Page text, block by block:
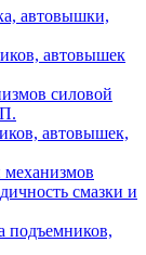
автовышки,
автовышек
силовой
автовышек,
механизмов
смазки и
подъемников,